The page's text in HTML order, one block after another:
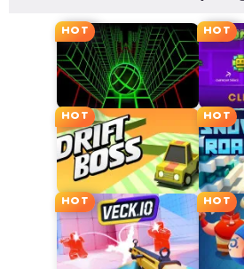
HOT HOT
HOT HOT
HOT HOT